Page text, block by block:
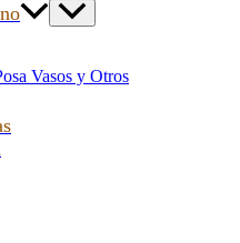
Vasos y Otros